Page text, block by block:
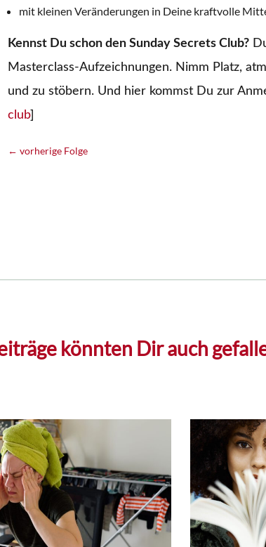
mit kleinen Veränderungen in Deine kraftvolle
Kennst Du schon den Sunday Secrets Club?
Masterclass-Aufzeichnungen. Nimm Platz,
und zu stöbern. Und hier kommst Du zur
club]
← vorherige Folge
könnten Dir auch